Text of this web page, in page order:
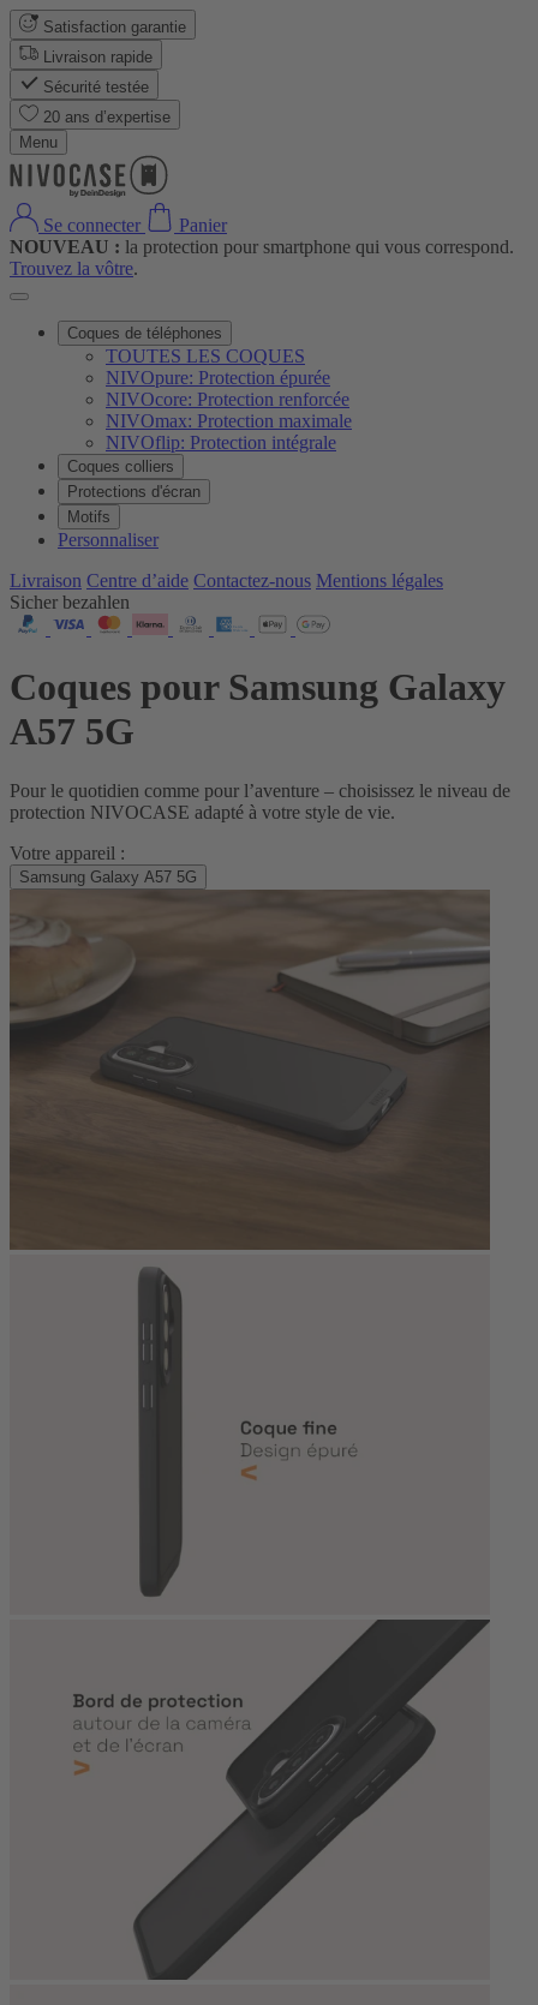
Satisfaction garantie
Livraison rapide
Sécurité testée
20 ans d’expertise
Menu
Se connecter
Panier
NOUVEAU : la protection pour smartphone qui vous correspond.
Trouvez la vôtre.
Coques de téléphones
TOUTES LES COQUES
NIVOpure: Protection épurée
NIVOcore: Protection renforcée
NIVOmax: Protection maximale
NIVOflip: Protection intégrale
Coques colliers
Protections d'écran
Motifs
Personnaliser
Livraison Centre d’aide Contactez‑nous Mentions légales
Sicher bezahlen
Coques pour Samsung Galaxy
A57 5G
Pour le quotidien comme pour l’aventure – choisissez le niveau de
protection NIVOCASE adapté à votre style de vie.
Votre appareil :
Samsung Galaxy A57 5G